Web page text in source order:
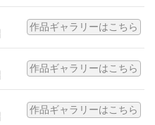
作品ギャラリーはこちら
作品ギャラリーはこちら
作品ギャラリーはこちら